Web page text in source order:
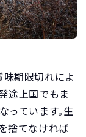
期限切れによ
途上国でもま
っています。生
捨てなければ